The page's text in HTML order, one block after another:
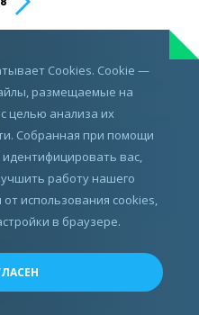
С ВРАЧОМ
- 2026
сайта —Perspektiva
Cookies. Cookie —
размещаемые на
целью анализа их
Собранная при помощи
вас,
работу нашего
использования cookies,
в браузере.